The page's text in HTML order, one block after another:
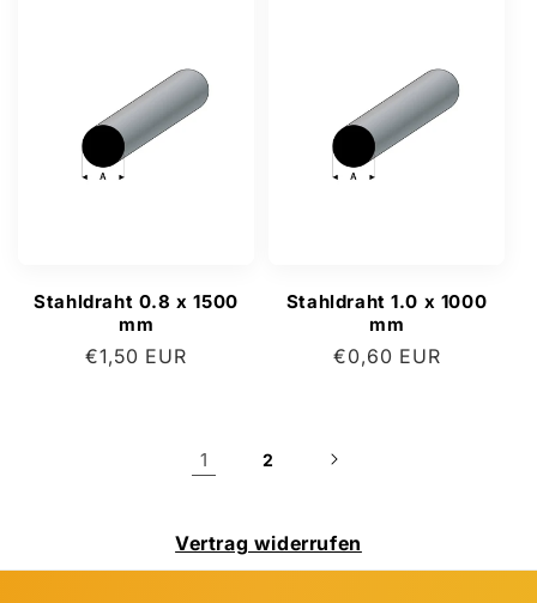
Stahldraht 0.8 x 1500
mm
Normaler
€1,50 EUR
Stahldraht 1.0 x 1000
mm
Normaler
€0,60 EUR
1 2
Vertrag widerrufen